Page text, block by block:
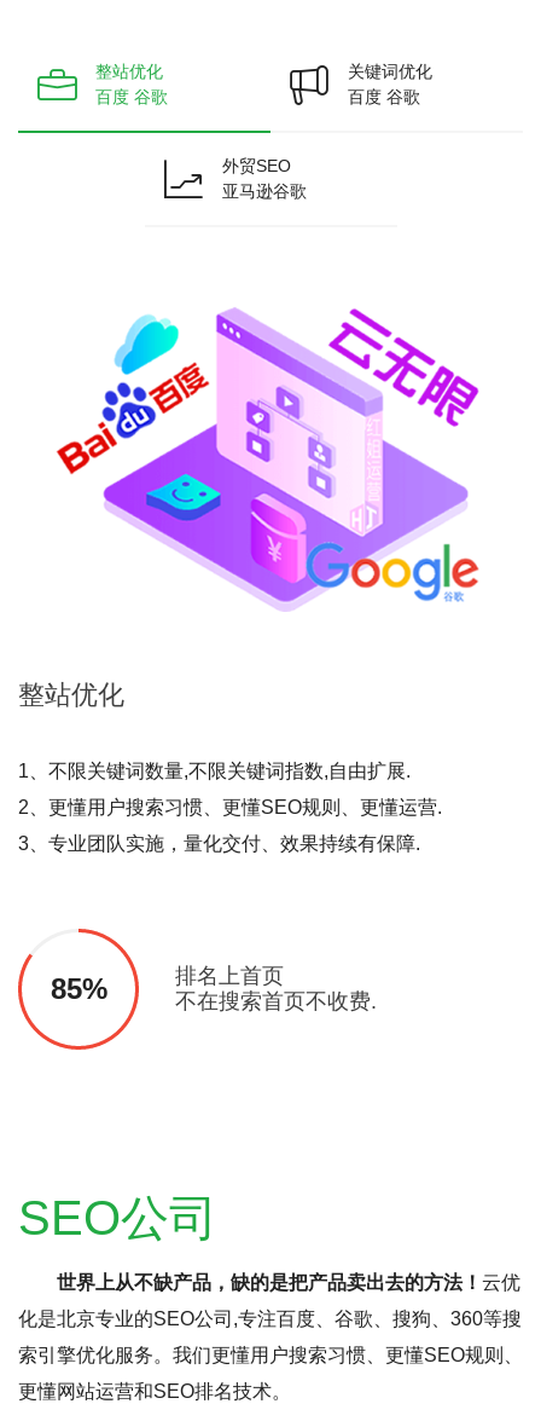
整站优化
百度 谷歌
关键词优化
百度 谷歌
外贸SEO
亚马逊谷歌
整站优化
1、不限关键词数量,不限关键词指数,自由扩展.
2、更懂用户搜索习惯、更懂SEO规则、更懂运营.
3、专业团队实施，量化交付、效果持续有保障.
85%
排名上首页
不在搜索首页不收费.
SEO公司
世界上从不缺产品，缺的是把产品卖出去的方法！ 云优
化是北京专业的SEO公司,专注百度、谷歌、搜狗、360等搜
索引擎优化服务。我们更懂用户搜索习惯、更懂SEO规则、
更懂网站运营和SEO排名技术。